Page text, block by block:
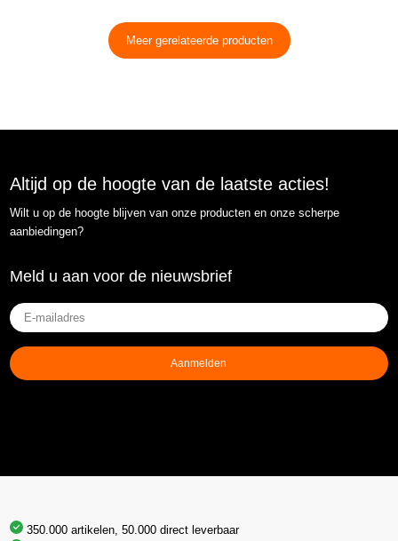
Meer gerelateerde producten
Altijd op de hoogte van de laatste acties!
Wilt u op de hoogte blijven van onze producten en onze scherpe
aanbiedingen?
Meld u aan voor de nieuwsbrief
E-
mailadres(Vereist)
Aanmelden
350.000 artikelen, 50.000 direct leverbaar